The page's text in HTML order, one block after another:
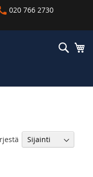
020 766 2730
Haku